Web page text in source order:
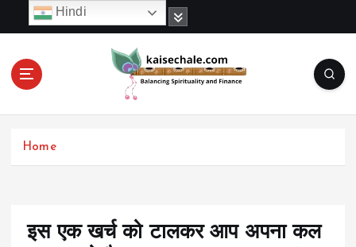
c
Home
इस एक खर्च को टालकर आप अपना कल
Hindi